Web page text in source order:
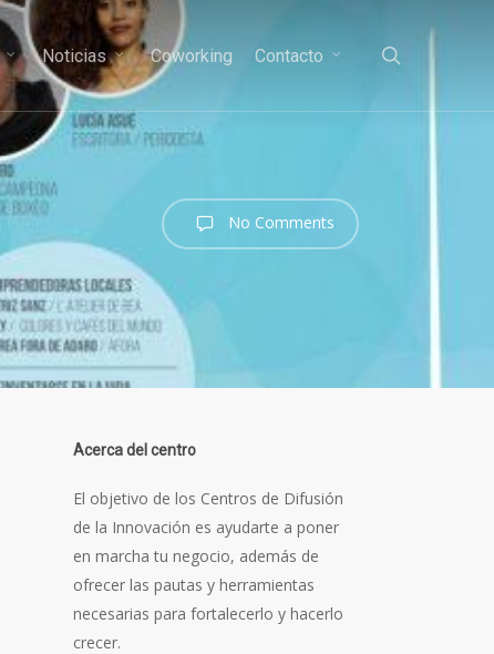
Noticias Coworking Contacto search
No Comments
Acerca del centro
El objetivo de los Centros de Difusión
de la Innovación es ayudarte a poner
en marcha tu negocio, además de
ofrecer las pautas y herramientas
necesarias para fortalecerlo y hacerlo
crecer.